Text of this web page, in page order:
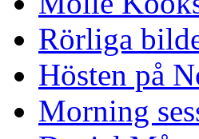
Rörliga
Hösten på
Morning